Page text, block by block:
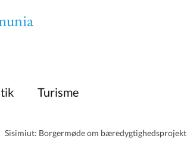
Turisme
Sisimiut: Borgermøde om bæredygtighedsprojekt